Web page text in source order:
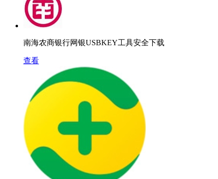
南海农商银行网银USBKEY工具安全下载
查看